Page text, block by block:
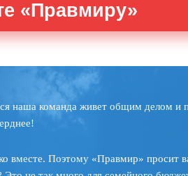
«Правмиру»
наша команда живет общим делом и
вместе. Поэтому «Правмир» просит